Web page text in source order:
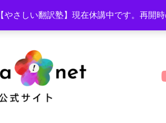
【やさしい翻訳塾】現在休講中です。再開